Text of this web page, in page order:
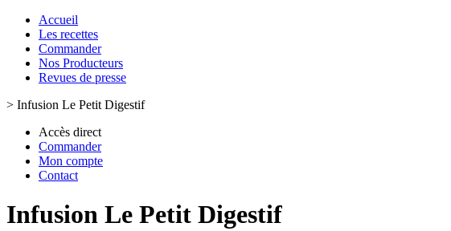
Accueil
Les recettes
Commander
Nos Producteurs
Revues de presse
> Infusion Le Petit Digestif
Accès direct
Commander
Mon compte
Contact
Infusion Le Petit Digestif